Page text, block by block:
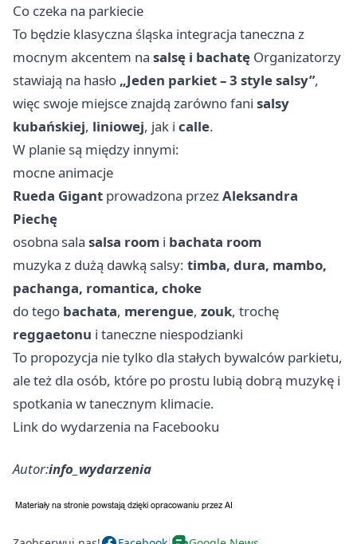
Co czeka na parkiecie
To będzie klasyczna śląska integracja taneczna z
mocnym akcentem na salsę i bachatę Organizatorzy
stawiają na hasło „Jeden parkiet – 3 style salsy”,
więc swoje miejsce znajdą zarówno fani salsy
kubańskiej, liniowej, jak i calle.
W planie są między innymi:
mocne animacje
Rueda Gigant prowadzona przezAleksandra
Piechę
osobna sala salsa room i bachata room
muzyka z dużą dawką salsy: timba, dura, mambo,
pachanga, romantica, choke
do tego bachata, merengue, zouk, trochę
reggaetonu i taneczne niespodzianki
To propozycja nie tylko dla stałych bywalców parkietu,
ale też dla osób, które po prostu lubią dobrą muzykę i
spotkania w tanecznym klimacie.
Link do wydarzenia na Facebooku
Autor:info_wydarzenia